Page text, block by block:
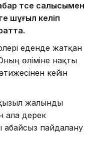
түсе салысымен
шұғыл келіп
еденде жатқан
өліміне нақты
кейін
жалынды
ала дерек
пайдалану